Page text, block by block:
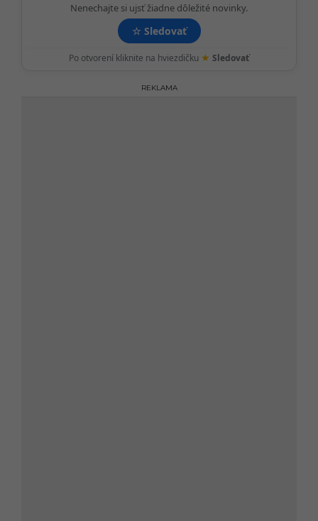
Nenechajte si ujsť žiadne dôležité novinky.
☆ Sledovať
Po otvorení kliknite na hviezdičku ★ Sledovať
REKLAMA